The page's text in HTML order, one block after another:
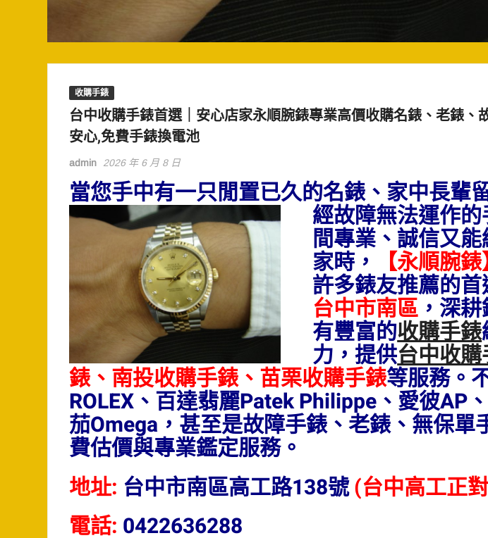
收購手錶
台中收購手錶首選｜安心店家永順腕錶專業高價收購名錶、老錶、
安心,免費手錶換電池
admin 2026 年 6 月 8 日
當您手中有一只閒置已久的名錶、家中長輩
經故障無法運作
間專業、誠信又
家時， 【永順腕錶
許多錶友推薦的
台中市南區 ，深
有豐富的收購手錶
力，提供台中收
錶、南投收購手錶、苗栗收購手錶等服務。
ROLEX、百達翡麗Patek Philippe、愛彼AP
茄Omega，甚至是故障手錶、老錶、無保單
費估價與專業鑑定服務。
地址: 台中市南區高工路138號(台中高工正
電話: 0422636288